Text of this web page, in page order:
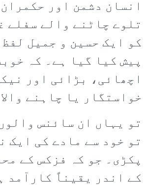
انسان دشمن اور
تلوے چاٹنے والے سفلے
کو ایک حسین و جمیل
پیش کیا گیا ہے۔ کہ
اچھائی، بڑائی اور
خواستگار یا چاہنے
تو یہاں ان سائنس
تو خود سے مادے کی ایک
پکڑی۔ جو کہ فزکس کے
کے اندر یقیناً کارآمد